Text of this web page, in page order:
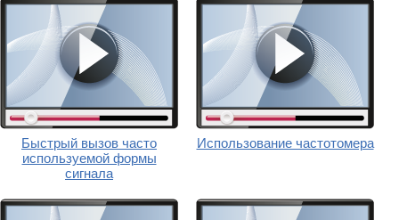
Быстрый вызов часто
используемой формы
сигнала
Использование частотомера